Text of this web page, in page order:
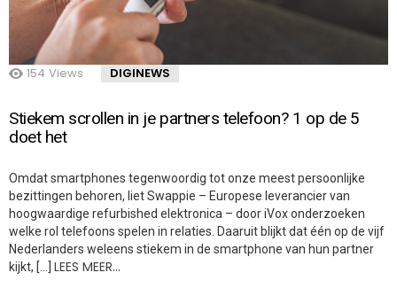
154 Views DIGINEWS
Stiekem scrollen in je partners telefoon? 1 op de 5
doet het
Omdat smartphones tegenwoordig tot onze meest persoonlijke
bezittingen behoren, liet Swappie – Europese leverancier van
hoogwaardige refurbished elektronica – door iVox onderzoeken
welke rol telefoons spelen in relaties. Daaruit blijkt dat één op de vijf
Nederlanders weleens stiekem in de smartphone van hun partner
kijkt, […] LEES MEER…